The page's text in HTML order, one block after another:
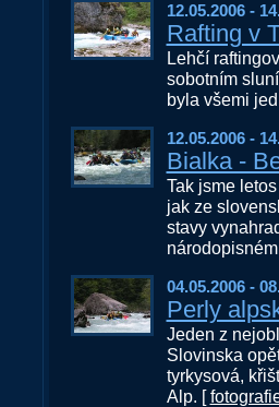
12.05.2006 -
Rafting v
Lehčí
sobotním
byla všemi
12.05.2006 -
Bialka -
Tak jsme
jak ze
stavy
04.05.2006 -
Perly
Jeden z
Slovinska
tyrkysová,
Alp. [